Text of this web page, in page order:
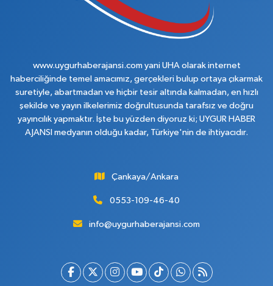
www.uygurhaberajansi.com yani UHA olarak internet
haberciliğinde temel amacımız, gerçekleri bulup ortaya çıkarmak
suretiyle, abartmadan ve hiçbir tesir altında kalmadan, en hızlı
şekilde ve yayın ilkelerimiz doğrultusunda tarafsız ve doğru
yayıncılık yapmaktır. İşte bu yüzden diyoruz ki; UYGUR HABER
AJANSI medyanın olduğu kadar, Türkiye'nin de ihtiyacıdır.
Çankaya/Ankara
0553-109-46-40
info@uygurhaberajansi.com